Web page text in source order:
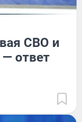
СВО и
— ответ